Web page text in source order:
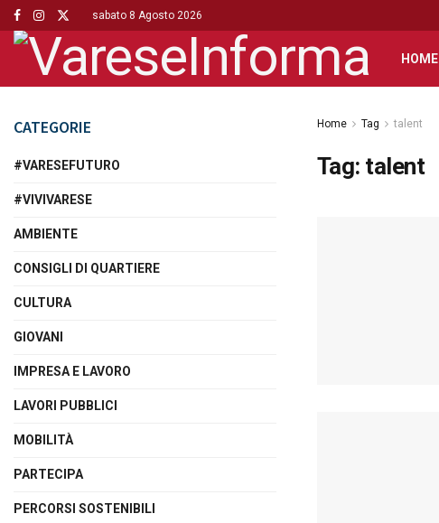
sabato 8 Agosto 2026
HOME
Home Tag talent
Tag: talent
CATEGORIE
#VARESEFUTURO
#VIVIVARESE
AMBIENTE
CONSIGLI DI QUARTIERE
CULTURA
GIOVANI
IMPRESA E LAVORO
LAVORI PUBBLICI
MOBILITÀ
PARTECIPA
PERCORSI SOSTENIBILI